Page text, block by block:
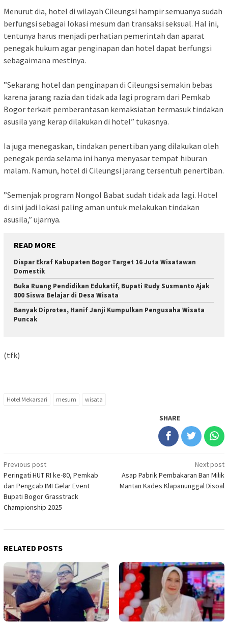
‎Menurut dia, hotel di wilayah Cileungsi hampir semuanya sudah
berfungsi sebagai lokasi mesum dan transaksi seksual. Hal ini,
tentunya harus menjadi perhatian pemerintah dan aparat
penegak hukum agar penginapan dan hotel dapat berfungsi
sebagaimana mestinya.
‎”Sekarang hotel dan penginapan di Cileungsi semakin bebas
karena jarang razia dan tidak ada lagi program dari Pemkab
Bogor terkait pemberantasan kemaksiatan termasuk tindakan
asusila yang kerap dilakukan di hotel” tukasnya.
‎Ia juga menegaskan, tindakan penertiban yang dilakukan oleh
penegak perda selama ini hanya menyasar tempat hiburan
malam. Namun, hotel di Cileungsi jarang tersentuh penertiban.
‎”Semenjak program Nongol Babat sudah tidak ada lagi. Hotel
di sini jadi lokasi paling aman untuk melakukan tindakan
asusila,” ujarnya.
READ MORE
Dispar Ekraf Kabupaten Bogor Target 16 Juta Wisatawan
Domestik
Buka Ruang Pendidikan Edukatif, Bupati Rudy Susmanto Ajak
800 Siswa Belajar di Desa Wisata
Banyak Diprotes, Hanif Janji Kumpulkan Pengusaha Wisata
Puncak
(tfk)
Hotel Mekarsari mesum wisata
SHARE
Post
navigation
Previous post
Peringati HUT RI ke-80, Pemkab
dan Pengcab IMI Gelar Event
Bupati Bogor Grasstrack
Championship 2025
Next post
‎Asap Pabrik Pembakaran Ban Milik
Mantan Kades Klapanunggal Disoal
RELATED POSTS